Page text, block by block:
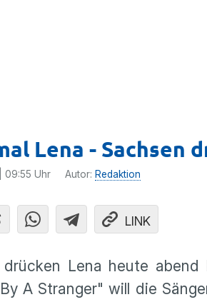
Lena - Sachsen
| 09:55 Uhr Autor: Redaktion
LINK
drücken Lena heute
A Stranger" will die